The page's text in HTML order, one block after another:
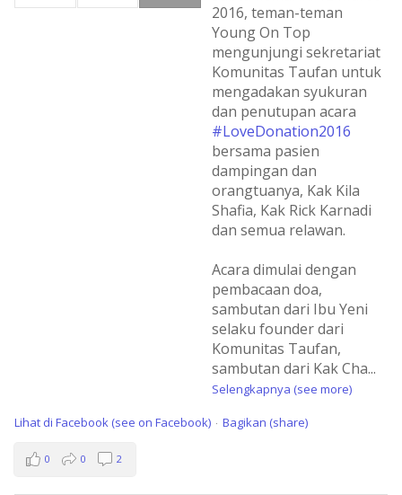
2016, teman-teman
Young On Top
mengunjungi sekretariat
Komunitas Taufan untuk
mengadakan syukuran
dan penutupan acara
#LoveDonation2016
bersama pasien
dampingan dan
orangtuanya, Kak Kila
Shafia, Kak Rick Karnadi
dan semua relawan.
Acara dimulai dengan
pembacaan doa,
sambutan dari Ibu Yeni
selaku founder dari
Komunitas Taufan,
sambutan dari Kak Cha...
Selengkapnya (see more)
Lihat di Facebook (see on Facebook) · Bagikan (share)
0 0 2